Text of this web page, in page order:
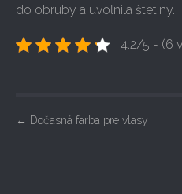
do obruby a uvoľnila štetiny.
4.2/5 - (6
P
← Dočasná farba pre vlasy